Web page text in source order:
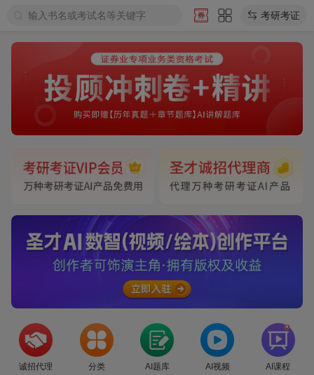
输入书名或考试名等关键字 考研考证
诚招代理 分类 AI题库 AI视频
爆
AI课程